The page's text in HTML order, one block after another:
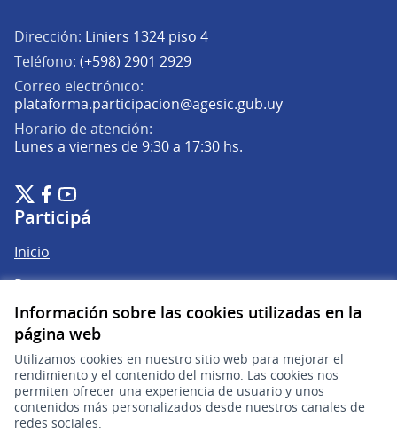
Información sobre las cookies utilizadas en la
página web
Utilizamos cookies en nuestro sitio web para mejorar el
rendimiento y el contenido del mismo. Las cookies nos
permiten ofrecer una experiencia de usuario y unos
contenidos más personalizados desde nuestros canales de
redes sociales.
Dirección: Liniers 1324 piso 4
Teléfono: (+598) 2901 2929
Correo electrónico:
plataforma.participacion@agesic.gub.uy(Abrir en una
Horario de atención:
Lunes a viernes de 9:30 a 17:30 hs.
Plataforma de Participación Ciudadana Digital en X
(Enlace externo)
Plataforma de Participación Ciudadana Digital en Facebook
(Enlace externo)
Plataforma de Participación Ciudadana Digital en
(Enlace externo)
Participá
Inicio
Procesos
Ámbitos Participativos
Mi cuenta
Ingresar a la plataforma